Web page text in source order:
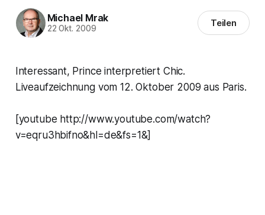
Michael Mrak
22 Okt. 2009 Teilen
Interessant, Prince interpretiert Chic.
Liveaufzeichnung vom 12. Oktober 2009 aus Paris.
[youtube http://www.youtube.com/watch?
v=eqru3hbifno&hl=de&fs=1&]